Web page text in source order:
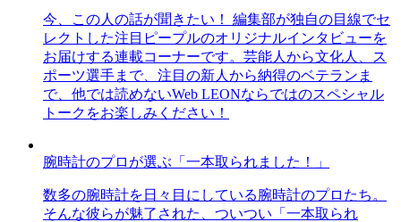
今、この人の話が聞きたい！ 編集部が独自の目線でセ
レクトした注目ピープルのオリジナルインタビューを
お届けする連載コーナーです。芸能人から文化人、ス
ポーツ選手まで、注目の新人から納得のベテランま
で、他では読めないWeb LEONならではのスペシャル
トークをお楽しみください！
腕時計のプロが選ぶ「一本取られました！」
数多の腕時計を日々目にしている腕時計のプロたち。
そんな彼らが魅了された、ついつい「一本取られ